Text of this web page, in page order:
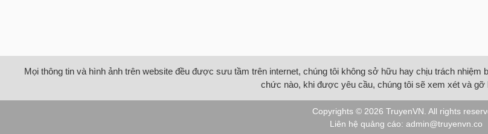
Mọi thông tin và hình ảnh trên website đều được sưu tầm trên internet, chúng tôi không sở hữu hay chịu trách
chức nào, khi được yêu cầu, chúng tôi sẽ xem xét và gỡ
Copyrights © 2026 TruyenVN . All rights
Liên hệ quảng cáo: admin@truyenvn.co